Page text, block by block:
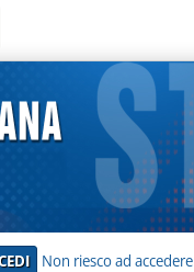
Non riesco ad accedere